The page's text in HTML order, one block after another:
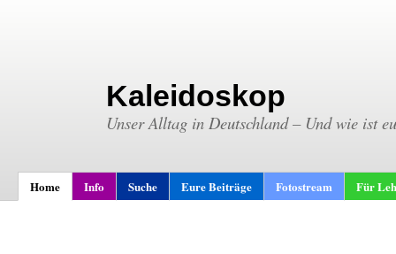
Kaleidoskop
Unser Alltag in Deutschland – Und wie ist
Home Info Suche Eure Beiträge Fotostream Für